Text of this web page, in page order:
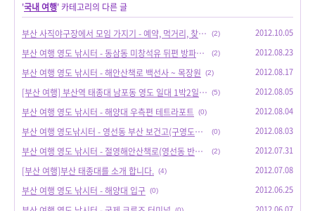
'국내 여행' 카테고리의 다른 글
부산 사직야구장에서 모임 가지기 - 예약, 먹거리, 찾아가는 길 (2) 2012.10.05
부산 여행 영도 낚시터 - 동삼동 미창석유 뒤편 방파제 (신방) (2) 2012.08.23
부산 여행 영도 낚시터 - 해안산책로 백선사 ~ 목장원 (2) 2012.08.17
[부산 여행] 부산역 태종대 남포동 영도 일대 1박2일 주말여행 코스제안입니다. (5) 2012.08.05
부산 여행 영도 낚시터 - 해양대 우측편 테트라포트 (0) 2012.08.04
부산 여행 영도낚시터 - 영선동 부산 보건고(구영도여상)뒤 반도보라 아파트 (0) 2012.08.03
부산 여행 영도 낚시터 - 절영해안산책로(영선동 반도보라) (2) 2012.07.31
[부산 여행]부산 태종대를 소개 합니다. (4) 2012.07.08
부산 여행 영도 낚시터 - 해양대 입구 (0) 2012.06.25